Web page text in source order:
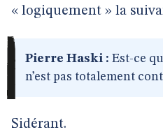
« logiquement » la
Pierre Haski : Est-ce
n’est pas totalement
Sidérant.